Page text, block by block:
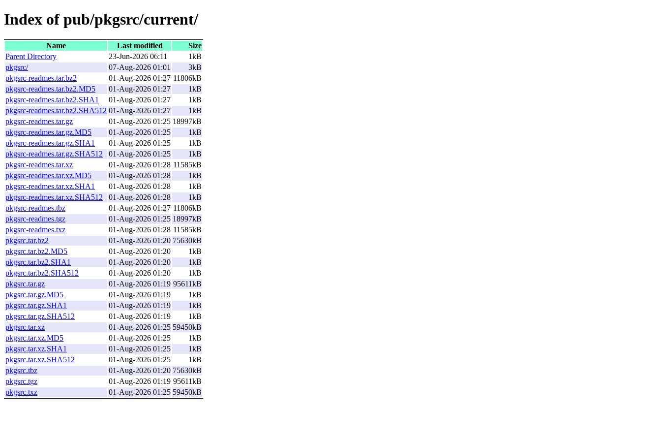
Index of pub/pkgsrc/current/
Name Last modified
Size
Parent Directory
23-Jun-2026 06:11
1kB
pkgsrc/
07-Aug-2026 01:01
3kB
pkgsrc-readmes.tar.bz2
01-Aug-2026 01:27 11806kB
pkgsrc-readmes.tar.bz2.MD5
01-Aug-2026 01:27
1kB
pkgsrc-readmes.tar.bz2.SHA1
01-Aug-2026 01:27
1kB
pkgsrc-readmes.tar.bz2.SHA512 01-Aug-2026 01:27
1kB
pkgsrc-readmes.tar.gz
01-Aug-2026 01:25 18997kB
pkgsrc-readmes.tar.gz.MD5
01-Aug-2026 01:25
1kB
pkgsrc-readmes.tar.gz.SHA1
01-Aug-2026 01:25
1kB
pkgsrc-readmes.tar.gz.SHA512
01-Aug-2026 01:25
1kB
pkgsrc-readmes.tar.xz
01-Aug-2026 01:28 11585kB
pkgsrc-readmes.tar.xz.MD5
01-Aug-2026 01:28
1kB
pkgsrc-readmes.tar.xz.SHA1
01-Aug-2026 01:28
1kB
pkgsrc-readmes.tar.xz.SHA512
01-Aug-2026 01:28
1kB
pkgsrc-readmes.tbz
01-Aug-2026 01:27 11806kB
pkgsrc-readmes.tgz
01-Aug-2026 01:25 18997kB
pkgsrc-readmes.txz
01-Aug-2026 01:28 11585kB
pkgsrc.tar.bz2
01-Aug-2026 01:20 75630kB
pkgsrc.tar.bz2.MD5
01-Aug-2026 01:20
1kB
pkgsrc.tar.bz2.SHA1
01-Aug-2026 01:20
1kB
pkgsrc.tar.bz2.SHA512
01-Aug-2026 01:20
1kB
pkgsrc.tar.gz
01-Aug-2026 01:19 95611kB
pkgsrc.tar.gz.MD5
01-Aug-2026 01:19
1kB
pkgsrc.tar.gz.SHA1
01-Aug-2026 01:19
1kB
pkgsrc.tar.gz.SHA512
01-Aug-2026 01:19
1kB
pkgsrc.tar.xz
01-Aug-2026 01:25 59450kB
pkgsrc.tar.xz.MD5
01-Aug-2026 01:25
1kB
pkgsrc.tar.xz.SHA1
01-Aug-2026 01:25
1kB
pkgsrc.tar.xz.SHA512
01-Aug-2026 01:25
1kB
pkgsrc.tbz
01-Aug-2026 01:20 75630kB
pkgsrc.tgz
01-Aug-2026 01:19 95611kB
pkgsrc.txz
01-Aug-2026 01:25 59450kB